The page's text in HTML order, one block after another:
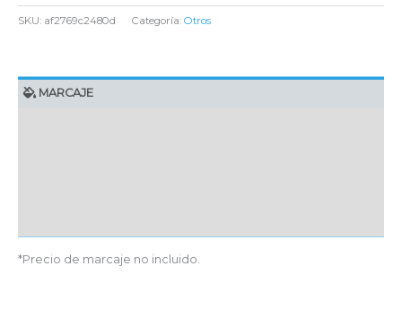
SKU: af2769c2480d Categoría: Otros
MARCAJE
*Precio de marcaje no incluido.